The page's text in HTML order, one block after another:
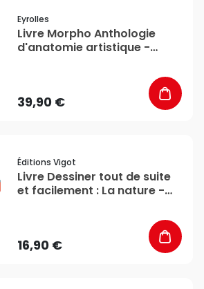
Eyrolles
Livre Morpho Anthologie
d'anatomie artistique -
39,90 €
Éditions Vigot
Livre Dessiner tout de suite
et facilement : La nature -
16,90 €